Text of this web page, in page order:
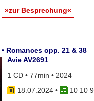
»zur Besprechung«
Romances opp. 21 & 38
Avie AV2691
1 CD • 77min • 2024
18.07.2024•
10 10 9